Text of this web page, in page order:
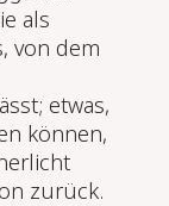
als
von dem
etwas,
können,
zurück.